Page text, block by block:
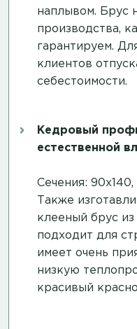
наплывом. Брус
производства,
гарантируем.
клиентов
себестоимости.
Кедровый
естественной
Сечения: 90х140,
Также
клееный брус
подходит для
имеет очень
низкую
красивый